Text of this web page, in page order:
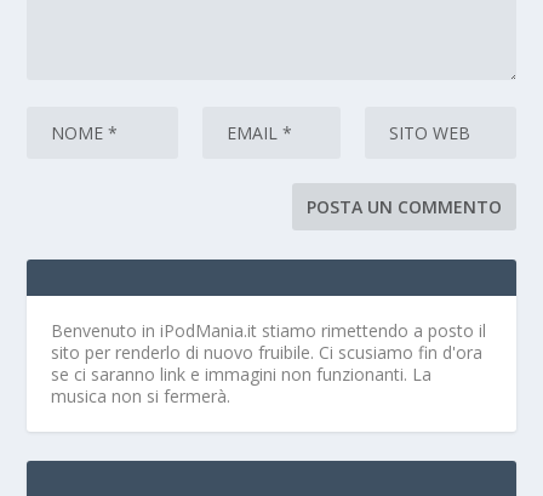
Benvenuto in iPodMania.it stiamo rimettendo a posto il
sito per renderlo di nuovo fruibile. Ci scusiamo fin d'ora
se ci saranno link e immagini non funzionanti. La
musica non si fermerà.